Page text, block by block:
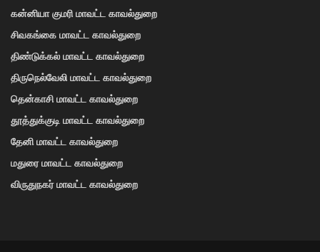
கன்னியா குமரி மாவட்ட காவல்துறை
சிவகங்கை மாவட்ட காவல்துறை
திண்டுக்கல் மாவட்ட காவல்துறை
திருநெல்வேலி மாவட்ட காவல்துறை
தென்காசி மாவட்ட காவல்துறை
தூத்துக்குடி மாவட்ட காவல்துறை
தேனி மாவட்ட காவல்துறை
மதுரை மாவட்ட காவல்துறை
விருதுநகர் மாவட்ட காவல்துறை